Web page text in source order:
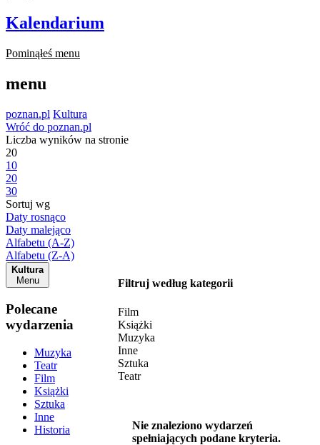
Kalendarium
Pominąłeś menu
menu
poznan.pl Kultura
Wróć do poznan.pl
Liczba wyników na stronie
20
10
20
30
Sortuj wg
Daty rosnąco
Daty malejąco
Alfabetu (A-Z)
Alfabetu (Z-A)
Kultura
Menu
Polecane
wydarzenia
Muzyka
Teatr
Film
Książki
Sztuka
Inne
Historia
Filtruj według kategorii
Film
Książki
Muzyka
Inne
Sztuka
Teatr
Nie znaleziono wydarzeń
spełniających podane kryteria.